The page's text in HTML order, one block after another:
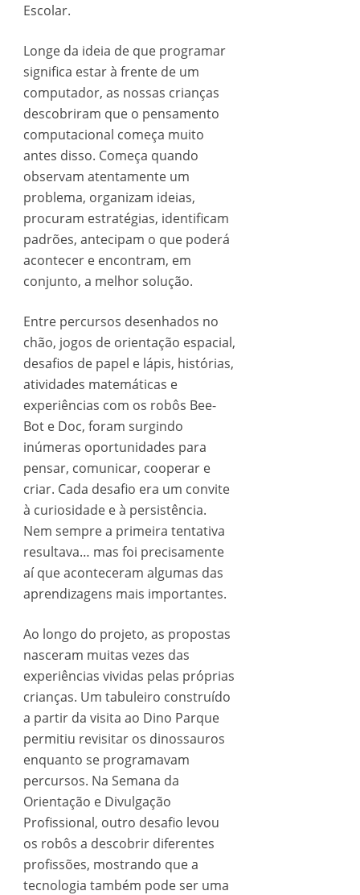
Escolar.
Longe da ideia de que programar
significa estar à frente de um
computador, as nossas crianças
descobriram que o pensamento
computacional começa muito
antes disso. Começa quando
observam atentamente um
problema, organizam ideias,
procuram estratégias, identificam
padrões, antecipam o que poderá
acontecer e encontram, em
conjunto, a melhor solução.
Entre percursos desenhados no
chão, jogos de orientação espacial,
desafios de papel e lápis, histórias,
atividades matemáticas e
experiências com os robôs Bee-
Bot e Doc, foram surgindo
inúmeras oportunidades para
pensar, comunicar, cooperar e
criar. Cada desafio era um convite
à curiosidade e à persistência.
Nem sempre a primeira tentativa
resultava… mas foi precisamente
aí que aconteceram algumas das
aprendizagens mais importantes.
Ao longo do projeto, as propostas
nasceram muitas vezes das
experiências vividas pelas próprias
crianças. Um tabuleiro construído
a partir da visita ao Dino Parque
permitiu revisitar os dinossauros
enquanto se programavam
percursos. Na Semana da
Orientação e Divulgação
Profissional, outro desafio levou
os robôs a descobrir diferentes
profissões, mostrando que a
tecnologia também pode ser uma